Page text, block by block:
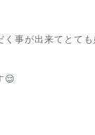
事が出来てとても
😌